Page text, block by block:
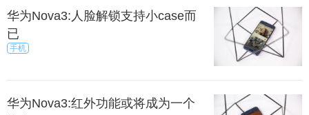
华为Nova3:人脸解锁支持小case而
已
手机
华为Nova3:红外功能或将成为一个